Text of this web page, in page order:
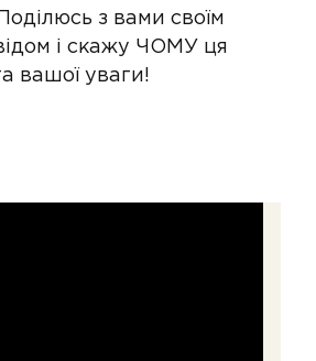
з вами своїм
і скажу ЧОМУ ця
вашої уваги!